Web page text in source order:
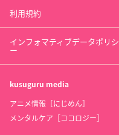
利用規約
インフォマティブデータポリシ
ー
kusuguru media
アニメ情報［にじめん］
メンタルケア［ココロジー］